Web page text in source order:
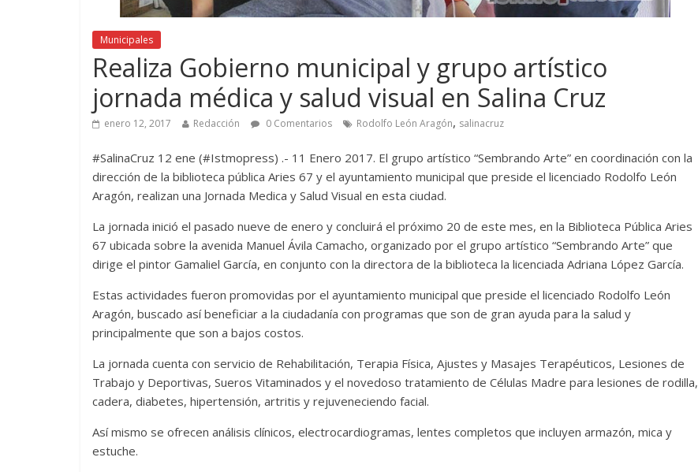
Municipales
Realiza Gobierno municipal y grupo artístico
jornada médica y salud visual en Salina Cruz
enero 12, 2017 Redacción 0 Comentarios Rodolfo León Aragón, salinacruz
#SalinaCruz 12 ene (#Istmopress) .- 11 Enero 2017. El grupo artístico “Sembrando Arte” en coordinación con la
dirección de la biblioteca pública Aries 67 y el ayuntamiento municipal que preside el licenciado Rodolfo León
Aragón, realizan una Jornada Medica y Salud Visual en esta ciudad.
La jornada inició el pasado nueve de enero y concluirá el próximo 20 de este mes, en la Biblioteca Pública Aries
67 ubicada sobre la avenida Manuel Ávila Camacho, organizado por el grupo artístico “Sembrando Arte” que
dirige el pintor Gamaliel García, en conjunto con la directora de la biblioteca la licenciada Adriana López García.
Estas actividades fueron promovidas por el ayuntamiento municipal que preside el licenciado Rodolfo León
Aragón, buscado así beneficiar a la ciudadanía con programas que son de gran ayuda para la salud y
principalmente que son a bajos costos.
La jornada cuenta con servicio de Rehabilitación, Terapia Física, Ajustes y Masajes Terapéuticos, Lesiones de
Trabajo y Deportivas, Sueros Vitaminados y el novedoso tratamiento de Células Madre para lesiones de rodilla,
cadera, diabetes, hipertensión, artritis y rejuveneciendo facial.
Así mismo se ofrecen análisis clínicos, electrocardiogramas, lentes completos que incluyen armazón, mica y
estuche.